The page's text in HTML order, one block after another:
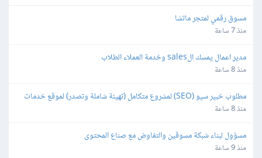
مسوق رقمي لمتجر ماتشا
منذ 7 ساعة
مدير اعمال يمسك الsales وخدمة العملاء الطلاب
منذ 8 ساعة
نقل أثاث
منذ 8 ساعة
مسؤول لبناء شبكة مسوقين والتفاوض مع صناع المحتوى
منذ 9 ساعة